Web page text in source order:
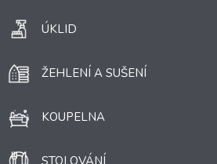
ÚKLID
ŽEHLENÍ A SUŠENÍ
KOUPELNA
STOLOVÁNÍ